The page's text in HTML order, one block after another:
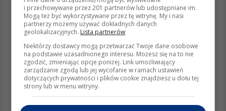
silnika na podstawie sygnałów z czujników Halla.
Współczesne sterowniki BLDC są coraz bardziej
momentu obrotowego, co jest kluczowe przy pracy na
wysokich obrotach.
Wspierające wyjaśnienia i detale
Czujniki Halla: Czujniki te wykrywają pozycję
i przechowywane przez 201 partnerów lub udostępniane im.
Mogą też być wykorzystywane przez tę witrynę. My i nasi
partnerzy możemy używać dokładnych danych
geolokalizacyjnych. Lista partnerów
Niektórzy dostawcy mogą przetwarzać Twoje dane osobowe
na podstawie uzasadnionego interesu. Możesz się na to nie
zgodzić, zmieniając opcje poniżej. Link umożliwiający
zarządzanie zgodą lub jej wycofanie w ramach ustawień
dotyczących prywatności i plików cookie znajdziesz u dołu tej
strony lub w menu witryny.